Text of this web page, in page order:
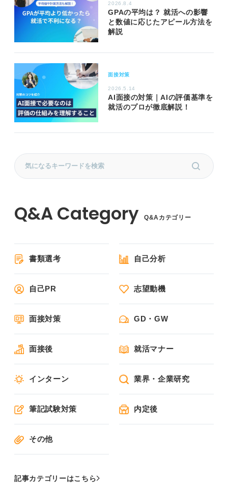
2026.8.4
GPAの平均は？ 就活への影響
と数値に応じたアピール方法を
解説
面接対策
2026.5.14
AI面接の対策｜AIの評価基準を
就活のプロが徹底解説！
Q&Aカテゴリー
書類選考 自己分析
自己PR 志望動機
面接対策 GD・GW
面接後 就活マナー
インターン 業界・企業研究
筆記試験対策 内定後
その他
記事カテゴリーはこちら